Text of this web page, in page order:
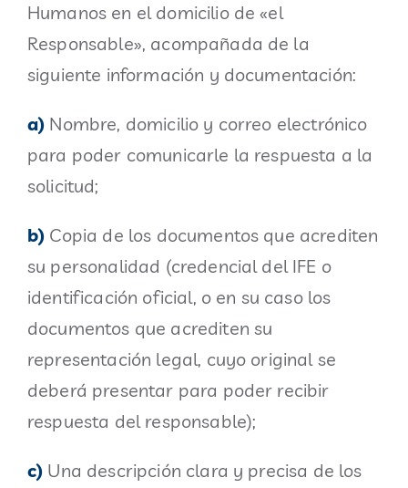
Humanos en el domicilio de «el
Responsable», acompañada de la
siguiente información y documentación:
a) Nombre, domicilio y correo electrónico
para poder comunicarle la respuesta a la
solicitud;
b) Copia de los documentos que acrediten
su personalidad (credencial del IFE o
identificación oficial, o en su caso los
documentos que acrediten su
representación legal, cuyo original se
deberá presentar para poder recibir
respuesta del responsable);
c) Una descripción clara y precisa de los